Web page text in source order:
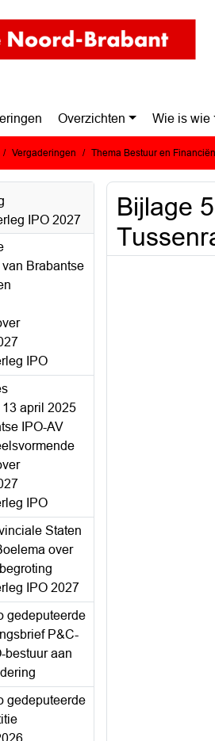
Overzichten Wie is wie
Vergaderingen Thema Bestuur en
IPO 2027
Brabantse
IPO
april 2025
IPO-AV
IPO
Staten
over
IPO 2027
gedeputeerde
P&C-
bestuur aan
gedeputeerde
Bijlage